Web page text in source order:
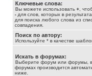
Ключевые слова:
Вы можете использовать + ,
- для слов, которых в
для поиска любого слова из
совпадения.
Поиск по автору:
Используйте * в качестве
Искать в форумах:
Выберите форум или форумы, в
форумах производится
ниже.